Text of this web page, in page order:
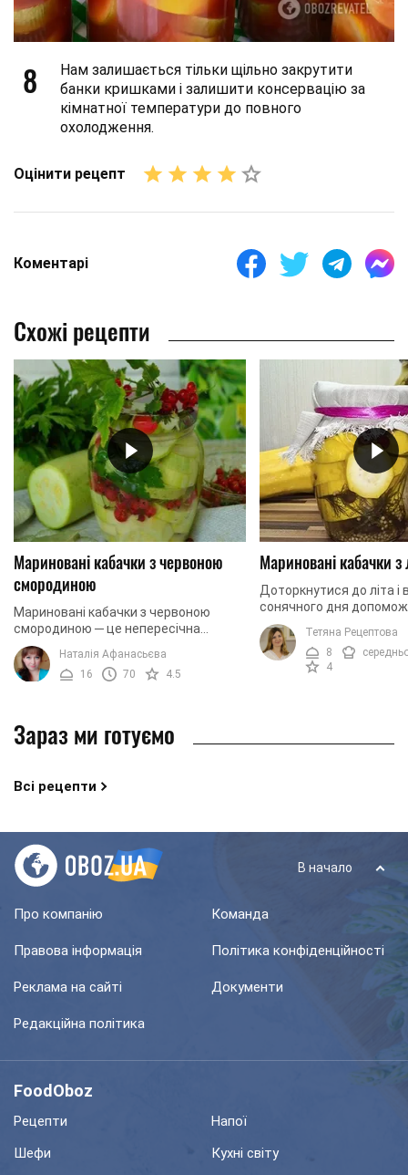
8
Нам залишається тільки щільно закрутити
банки кришками і залишити консервацію за
кімнатної температури до повного
охолодження.
Оцінити рецепт
Коментарі
Схожі рецепти
Мариновані кабачки з червоною
смородиною
Мариновані кабачки з червоною
смородиною ─ це непересічна
закуска на зиму, яка зачарує
смаковим букетом з листя
смородини, кропу, петрушки, кабачків
Наталія Афанасьєва
16
70 4.5
Мариновані кабачки
Доторкнутися до літа і
сонячного дня
літній овоч – кабачок.
не складе особливих
знайти ...
Тетяна Рецептова
8
4
Зараз ми готуємо
Всі рецепти
В начало
Про компанію Команда
Правова інформація Політика конфіденційності
Реклама на сайті Документи
Редакційна політика
FoodOboz
Рецепти
Напої
Шефи
Кухні світу